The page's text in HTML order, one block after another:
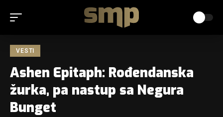
VESTI
Ashen Epitaph: Rođendanska
žurka, pa nastup sa Negura
Bunget